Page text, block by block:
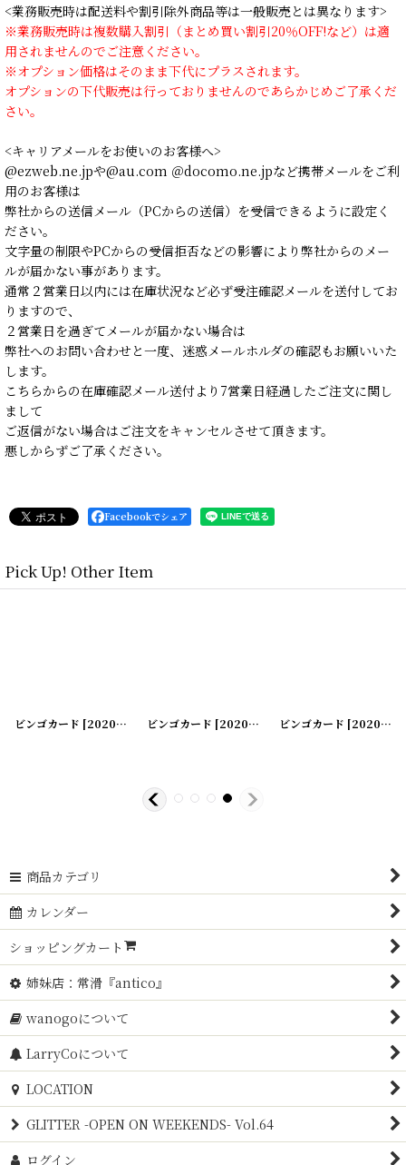
<業務販売時は配送料や割引除外商品等は一般販売とは異なります>
※業務販売時は複数購入割引（まとめ買い割引20％OFF!など）は適
用されませんのでご注意ください。
※オプション価格はそのまま下代にプラスされます。
オプションの下代販売は行っておりませんのであらかじめご了承くだ
さい。
<キャリアメールをお使いのお客様へ>
@ezweb.ne.jpや@au.com ＠docomo.ne.jpなど携帯メールをご利
用のお客様は
弊社からの送信メール（PCからの送信）を受信できるように設定く
ださい。
文字量の制限やPCからの受信拒否などの影響により弊社からのメー
ルが届かない事があります。
通常２営業日以内には在庫状況など必ず受注確認メールを送付してお
りますので、
２営業日を過ぎてメールが届かない場合は
弊社へのお問い合わせと一度、迷惑メールホルダの確認もお願いいた
します。
こちらからの在庫確認メール送付より7営業日経過したご注文に関し
まして
ご返信がない場合はご注文をキャンセルさせて頂きます。
悪しからずご了承ください。
Facebookでシェア
Pick Up! Other Item
10] [20200505-11]
ビンゴカード [20200505-12 ]
ビンゴカード [20200505-13 ]
ビンゴカード [20200505-14
商品カテゴリ
カレンダー
ショッピングカート
姉妹店：常滑『antico』
wanogoについて
LarryCoについて
LOCATION
GLITTER -OPEN ON WEEKENDS- Vol.64
ログイン